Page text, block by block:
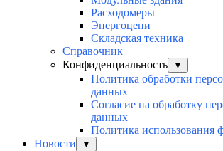
Расходомеры
Энергоцепи
Складская техника
Справочник
Конфиденциальность
▼
Политика обработки
данных
Согласие на обработку
данных
Политика использования
Новости
▼